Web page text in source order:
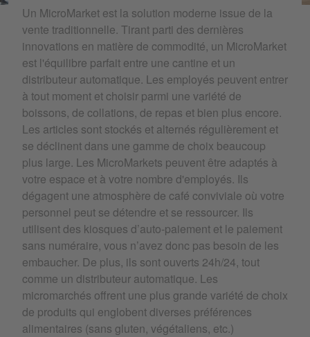
foodieslanding-clientsolutionoffering1.jpeg
Un MicroMarket est la solution moderne issue de la
vente traditionnelle. Tirant parti des dernières
innovations en matière de commodité, un MicroMarket
est l'équilibre parfait entre une cantine et un
distributeur automatique. Les employés peuvent entrer
à tout moment et choisir parmi une variété de
boissons, de collations, de repas et bien plus encore.
Les articles sont stockés et alternés régulièrement et
se déclinent dans une gamme de choix beaucoup
plus large. Les MicroMarkets peuvent être adaptés à
votre espace et à votre nombre d'employés. Ils
dégagent une atmosphère de café conviviale où votre
personnel peut se détendre et se ressourcer. Ils
utilisent des kiosques d’auto-paiement et le paiement
sans numéraire, vous n’avez donc pas besoin de les
embaucher. De plus, ils sont ouverts 24h/24, tout
comme un distributeur automatique. Les
micromarchés offrent une plus grande variété de choix
de produits qui englobent diverses préférences
alimentaires (sans gluten, végétaliens, etc.)